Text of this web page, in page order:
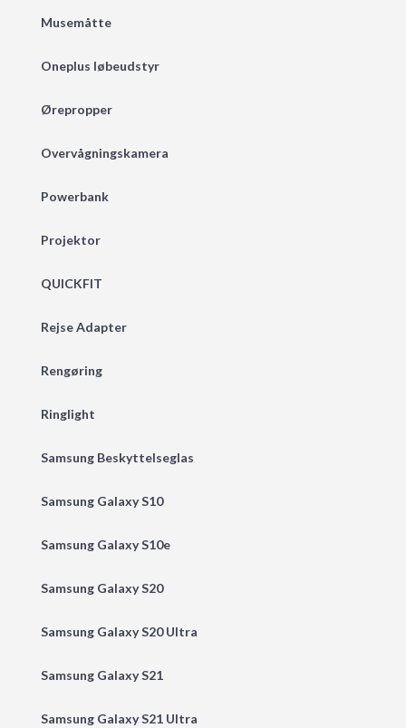
Musemåtte
Oneplus løbeudstyr
Ørepropper
Overvågningskamera
Powerbank
Projektor
QUICKFIT
Rejse Adapter
Rengøring
Ringlight
Samsung Beskyttelseglas
Samsung Galaxy S10
Samsung Galaxy S10e
Samsung Galaxy S20
Samsung Galaxy S20 Ultra
Samsung Galaxy S21
Samsung Galaxy S21 Ultra